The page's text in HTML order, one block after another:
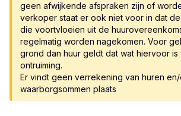
geen afwijkende afspraken zijn of
verkoper staat er ook niet voor in dat
die voortvloeien uit de
regelmatig worden nagekomen. Voor
grond dan huur geldt dat wat hiervoor
ontruiming.
Er vindt geen verrekening van huren